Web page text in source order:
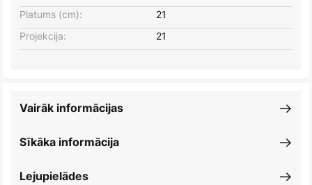
Platums (cm):
21
Projekcija:
21
Sīkāka informācija
Vairāk informācijas
Lejupielādes